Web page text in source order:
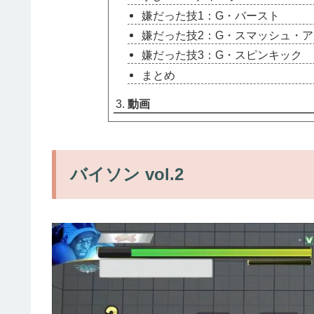
嫌だった技1：G・バースト
嫌だった技2：G・スマッシュ・
嫌だった技3：G・スピンキック
まとめ
動画
バイソン vol.2